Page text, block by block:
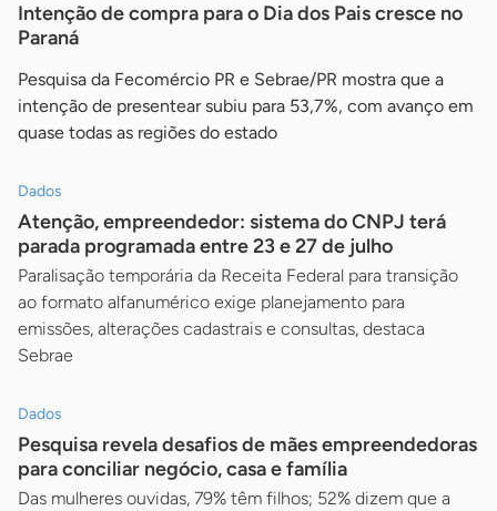
Intenção de compra para o Dia dos Pais cresce no
Paraná
Pesquisa da Fecomércio PR e Sebrae/PR mostra que a
intenção de presentear subiu para 53,7%, com avanço em
quase todas as regiões do estado
Dados
Atenção, empreendedor: sistema do CNPJ terá
parada programada entre 23 e 27 de julho
Paralisação temporária da Receita Federal para transição
ao formato alfanumérico exige planejamento para
emissões, alterações cadastrais e consultas, destaca
Sebrae
Dados
Pesquisa revela desafios de mães empreendedoras
para conciliar negócio, casa e família
Das mulheres ouvidas, 79% têm filhos; 52% dizem que a